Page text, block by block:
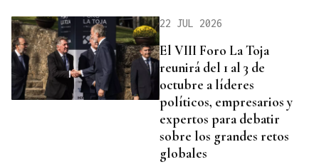
22 JUL 2026
El VIII Foro La Toja
reunirá del 1 al 3 de
octubre a líderes
políticos, empresarios y
expertos para debatir
sobre los grandes retos
globales